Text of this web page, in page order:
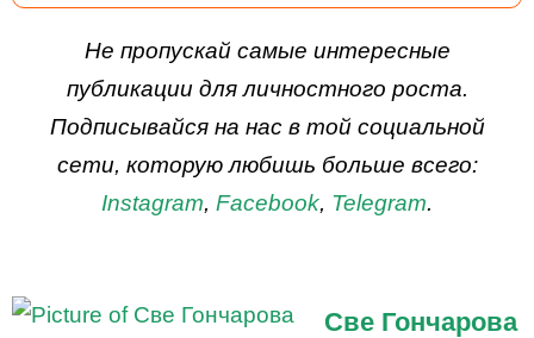
Не пропускай самые интересные
публикации для личностного роста.
Подписывайся на нас в той социальной
сети, которую любишь больше всего:
Instagram, Facebook, Telegram.
Све Гончарова